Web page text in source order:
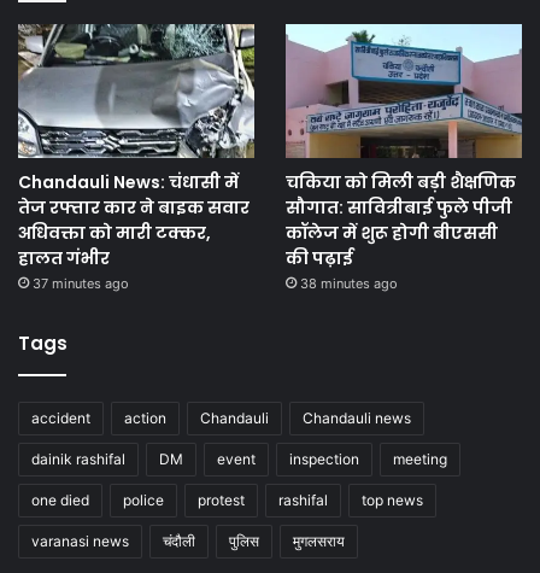
Chandauli News: चंधासी में
तेज रफ्तार कार ने बाइक सवार
अधिवक्ता को मारी टक्कर,
हालत गंभीर
37 minutes ago
चकिया को मिली बड़ी शैक्षणिक
सौगात: सावित्रीबाई फुले पीजी
कॉलेज में शुरू होगी बीएससी
की पढ़ाई
38 minutes ago
Tags
accident action Chandauli Chandauli news
dainik rashifal DM event inspection meeting
one died police protest rashifal top news
varanasi news चंदौली पुलिस मुगलसराय